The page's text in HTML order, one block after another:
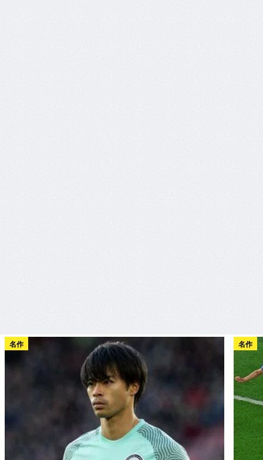
名作 名作